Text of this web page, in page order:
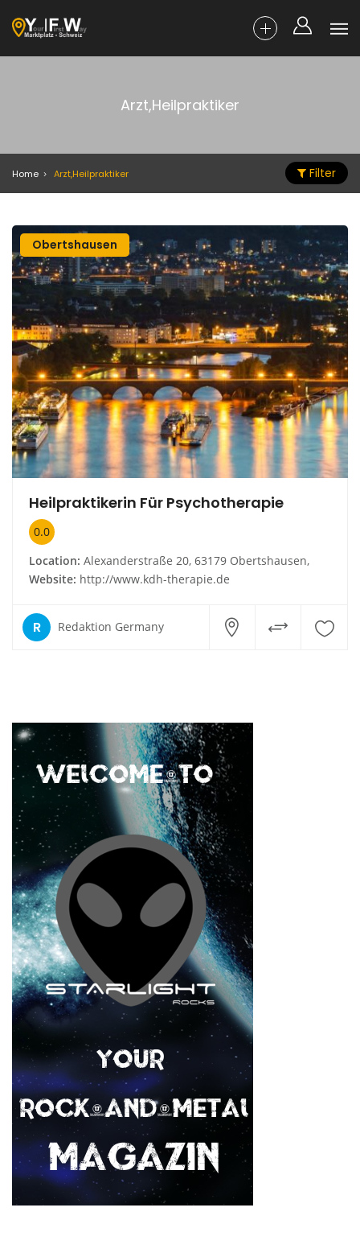
Arzt,Heilpraktiker
Home Arzt,Heilpraktiker Filter
Obertshausen
Heilpraktikerin Für Psychotherapie
0.0
Location: Alexanderstraße 20, 63179 Obertshausen,
Website: http://www.kdh-therapie.de
R Redaktion Germany